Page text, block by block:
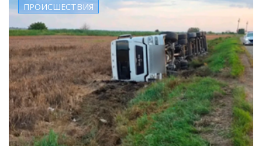
ПРОИСШЕСТВИЯ